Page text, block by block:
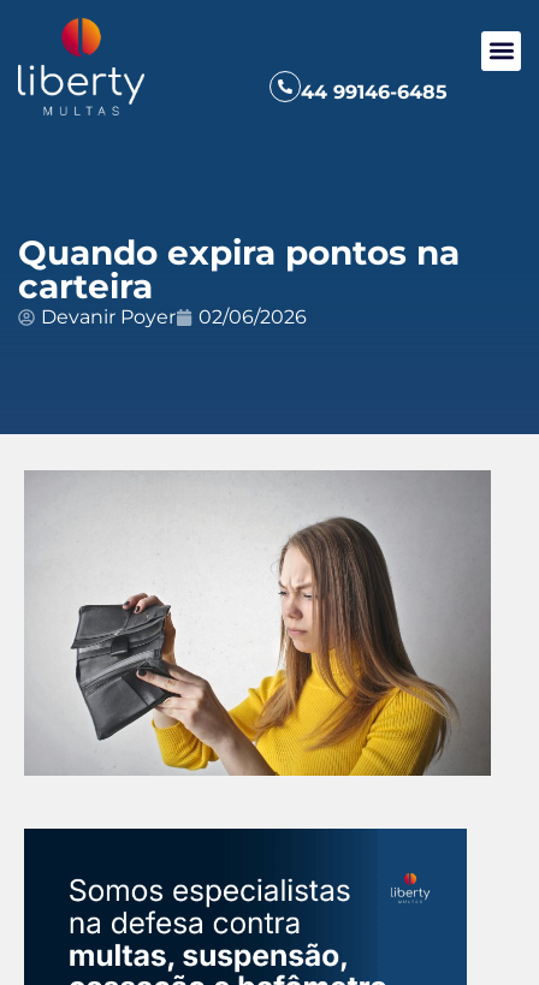
44 99146-6485
Quando expira pontos na
carteira
Devanir Poyer 02/06/2026